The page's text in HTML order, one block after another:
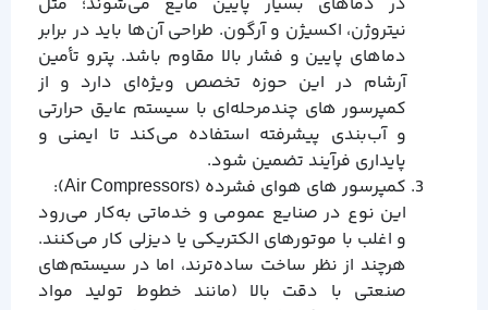
نیتروژن، اکسیژن و آرگون. طراحی آن‌ها باید در برابر
دماهای پایین و فشار بالا مقاوم باشد. پترو تأمین
آرشام در این حوزه تخصص ویژه‌ای دارد و از
کمپرسور های چندمرحله‌ای با سیستم عایق حرارتی
و آب‌بندی پیشرفته استفاده می‌کند تا ایمنی و
پایداری فرآیند تضمین شود.
کمپرسور های هوای فشرده (Air Compressors):
این نوع در صنایع عمومی و خدماتی به‌کار می‌رود
و اغلب با موتورهای الکتریکی یا دیزلی کار می‌کنند.
هرچند از نظر ساخت ساده‌ترند، اما در سیستم‌های
صنعتی با دقت بالا (مانند خطوط تولید مواد